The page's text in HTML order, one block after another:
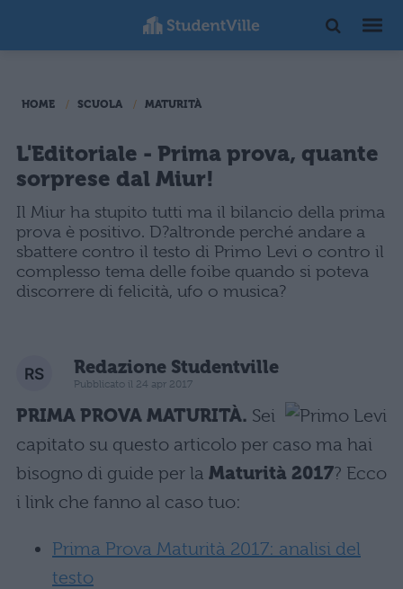
HOME SCUOLA MATURITÀ
L'Editoriale - Prima prova, quante
sorprese dal Miur!
Il Miur ha stupito tutti ma il bilancio della prima
prova è positivo. D?altronde perché andare a
sbattere contro il testo di Primo Levi o contro il
complesso tema delle foibe quando si poteva
discorrere di felicità, ufo o musica?
Redazione Studentville
Pubblicato il 24 apr 2017
PRIMA PROVA MATURITÀ. Sei
capitato su questo articolo per caso ma hai
bisogno di guide per la Maturità 2017? Ecco
i link che fanno al caso tuo:
Prima Prova Maturità 2017: analisi del
testo